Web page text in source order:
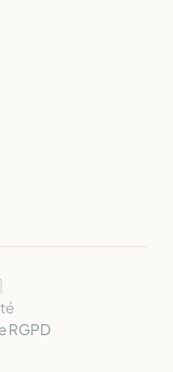
RGPD